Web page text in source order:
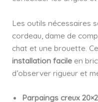
Les outils nécessaires
cordeau, dame de
chat et une brouette.
installation facileen
d’observer rigueur et
Parpaings creux